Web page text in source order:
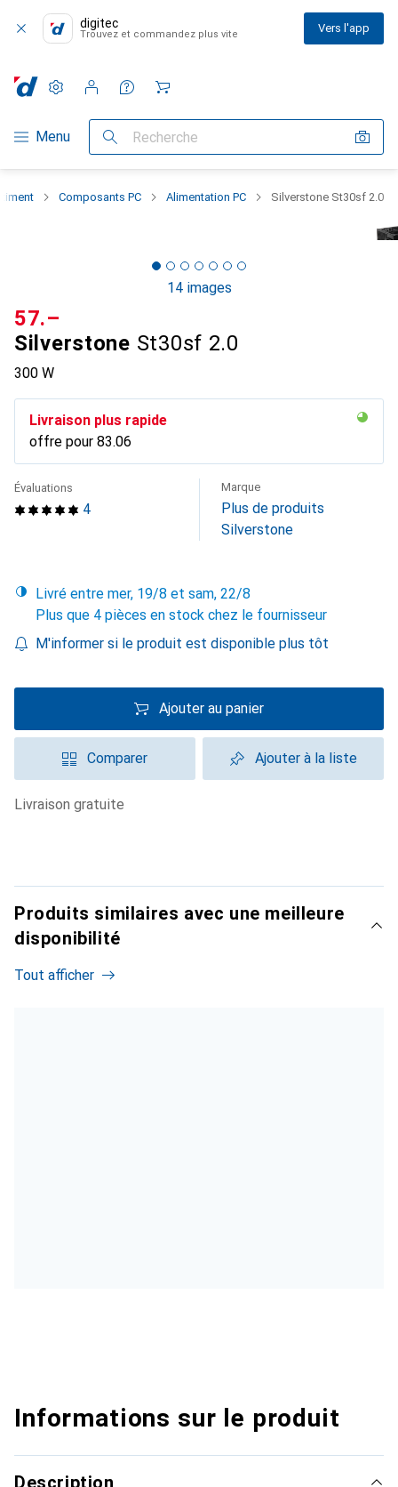
digitec
Trouvez et commandez plus vite Vers l'app
Navigation par catégorie
Menu Recherche
Paramètres
Compte client
Listes de comparaison
Listes d'envies
Panier
Composants PC Alimentation PC Silverstone St30sf 2.0
14 images
Silverstone St30sf 2.0
300 W
CHF
57.–
Livraison plus rapide
offre pour CHF
83.06
4
Évaluations Marque
Plus de produits
Silverstone
Livré entre mer, 19/8 et sam, 22/8
Plus que 4 pièces en stock chez le fournisseur
M'informer si le produit est disponible plus tôt
Ajouter au panier
Comparer Ajouter à la liste
livraison gratuite
Produits similaires avec une meilleure
disponibilité
Tout afficher
Informations sur le produit
Description